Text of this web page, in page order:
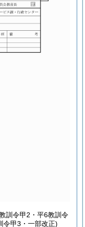
訓令甲2・平6教訓令
令甲3・一部改正)